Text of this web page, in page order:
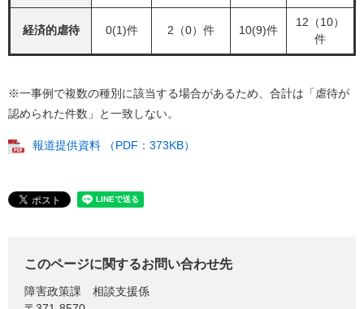
経済的虐待 0(1)件 2（0）件 10(9)件
12（10）
件
※一事例で複数の種別に該当する場合があるため、合計は「虐待が
認められた件数」と一致しない。
報道提供資料 （PDF：373KB）
このページに関するお問い合わせ先
障害政策課
相談支援係